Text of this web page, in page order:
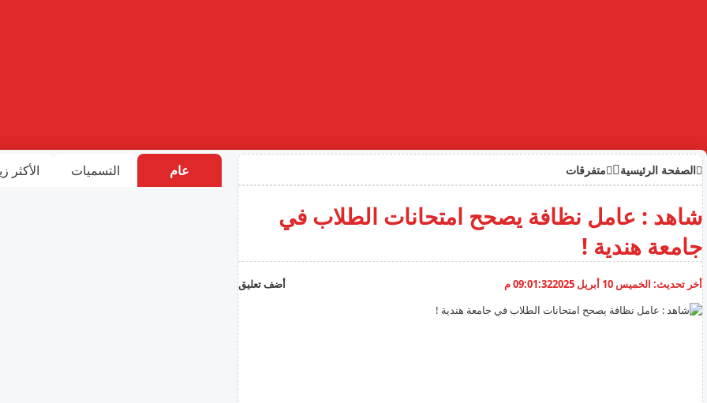
الصفحة الرئيسية متفرقات
شاهد : عامل نظافة يصحح امتحانات الطلاب في
جامعة هندية !
أخر تحديث: الخميس 10 أبريل 2025 09:01:32 م أضف تعليق
عام التسميات الأكثر